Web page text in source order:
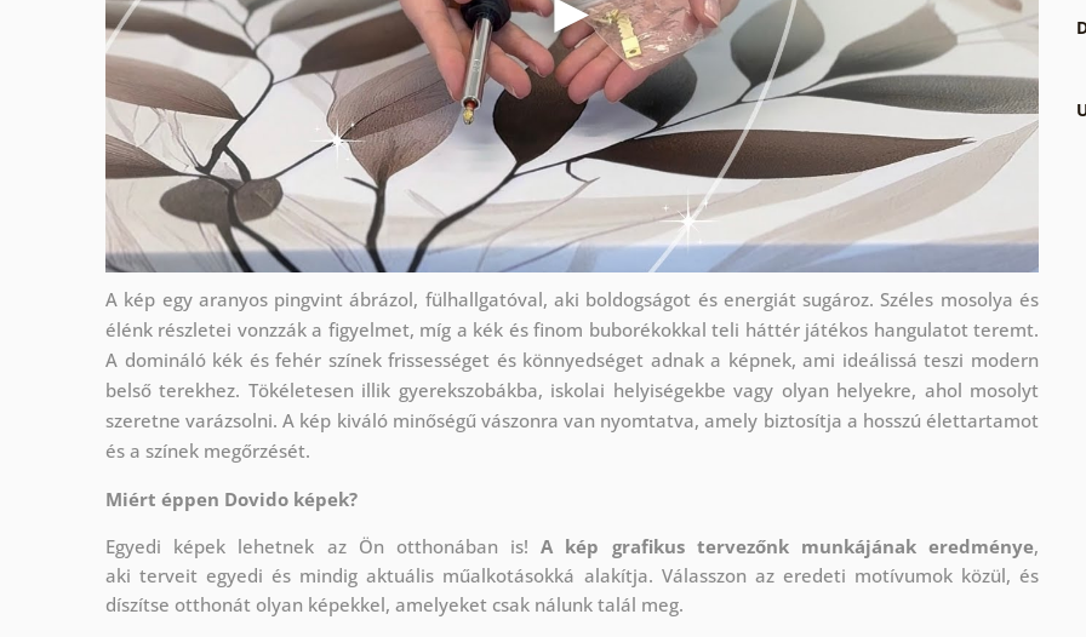
A kép egy aranyos pingvint ábrázol, fülhallgatóval, aki boldogságot és energiát sugároz. Széles mosolya és
élénk részletei vonzzák a figyelmet, míg a kék és finom buborékokkal teli háttér játékos hangulatot teremt.
A domináló kék és fehér színek frissességet és könnyedséget adnak a képnek, ami ideálissá teszi modern
belső terekhez. Tökéletesen illik gyerekszobákba, iskolai helyiségekbe vagy olyan helyekre, ahol mosolyt
szeretne varázsolni. A kép kiváló minőségű vászonra van nyomtatva, amely biztosítja a hosszú élettartamot
és a színek megőrzését.
Miért éppen Dovido képek?
Egyedi képek lehetnek az Ön otthonában is!A kép grafikus tervezőnk munkájának eredménye,
akiterveit egyedi és mindig aktuális műalkotásokká alakítja. Válasszon az eredeti motívumok közül, és
díszítse otthonát olyan képekkel, amelyeket csak nálunk talál meg.